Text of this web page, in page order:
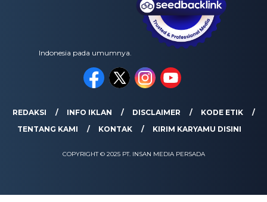
Indonesia pada umumnya.
REDAKSI INFO IKLAN DISCLAIMER
KODE ETIK
TENTANG KAMI
KONTAK KIRIM KARYAMU DISINI
COPYRIGHT © 2025 PT. INSAN MEDIA PERSADA